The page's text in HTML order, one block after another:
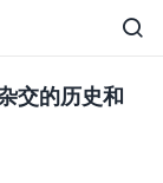
交的历史和